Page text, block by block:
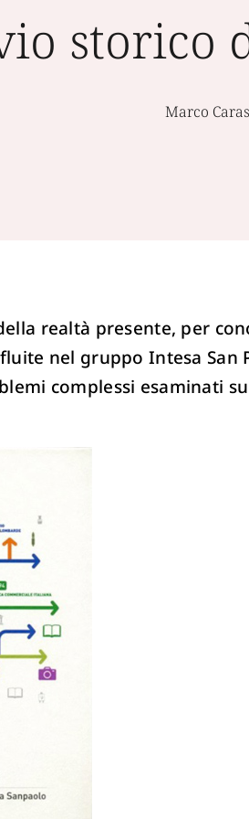
storico
Marco
realtà presente, per
nel gruppo Intesa San
complessi esaminati